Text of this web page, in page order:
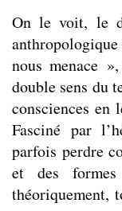
On le voit, le
nous menace
double sens du
consciences en
Fasciné par
parfois perdre
et des
théoriquement,